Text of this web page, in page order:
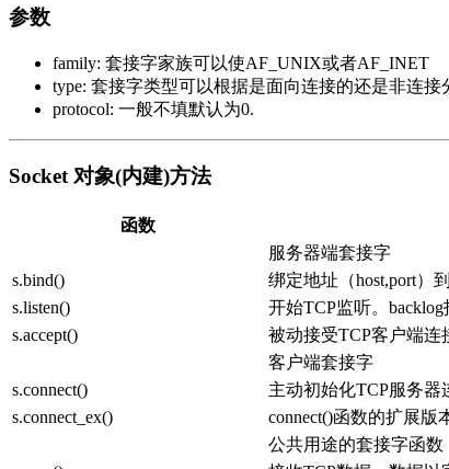
参数
family: 套接字家族可以使AF_UNIX或者AF_INET
type: 套接字类型可以根据是面向连接的还是非连
protocol: 一般不填默认为0.
Socket 对象(内建)方法
函数
服务器端套接字
s.bind()
绑定地址（host,port）
s.listen()
开始TCP监听。
s.accept()
被动接受TCP客户端连
客户端套接字
s.connect()
主动初始化TCP服务器
s.connect_ex()
connect()函数的扩展
公共用途的套接字函数